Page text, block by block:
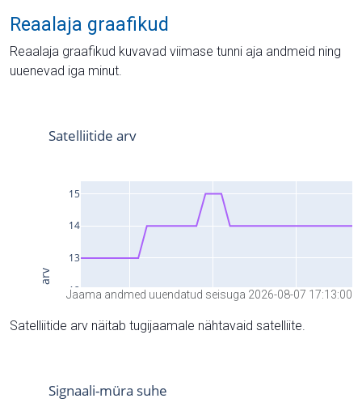
Reaalaja graafikud
Reaalaja graafikud kuvavad viimase tunni aja andmeid ning
uuenevad iga minut.
Jaama andmed uuendatud seisuga 2026-08-07 17:13:00
Satelliitide arv näitab tugijaamale nähtavaid satelliite.